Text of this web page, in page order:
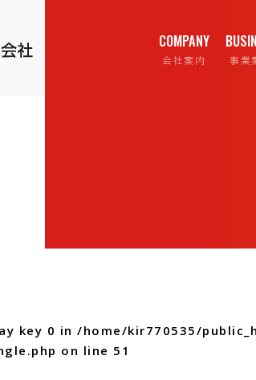
COMPANY
会社案内 事業
key 0 in /home/kir770535/
on line 51